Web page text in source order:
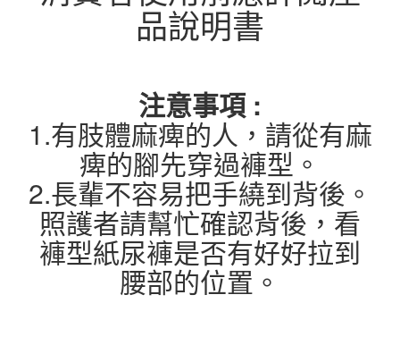
品說明書
注意事項 :
1.有肢體麻痺的人，請從有麻
痺的腳先穿過褲型。
2.長輩不容易把手繞到背後。
照護者請幫忙確認背後，看
褲型紙尿褲是否有好好拉到
腰部的位置。